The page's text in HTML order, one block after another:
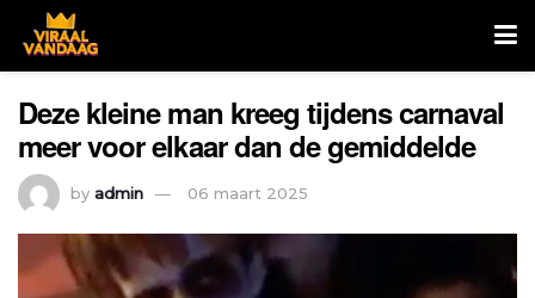
Deze kleine man kreeg tijdens carnaval
meer voor elkaar dan de gemiddelde
by admin 06 maart 2025